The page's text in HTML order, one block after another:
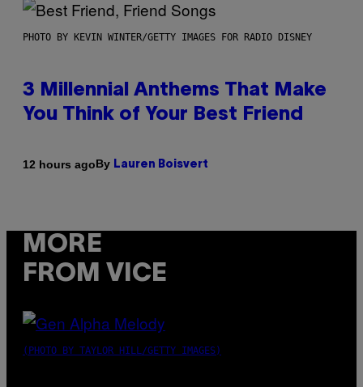
PHOTO BY KEVIN WINTER/GETTY IMAGES FOR RADIO DISNEY
3 Millennial Anthems That Make
You Think of Your Best Friend
12 hours agoBy Lauren Boisvert
MORE
FROM VICE
(PHOTO BY TAYLOR HILL/GETTY IMAGES)